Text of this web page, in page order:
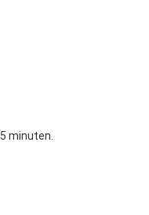
minuten.